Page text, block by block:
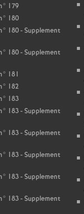
179
180
180 - Supplement
180 - Supplement
181
182
183
183 - Supplement
183 - Supplement
183 - Supplement
183 - Supplement
183 - Supplement